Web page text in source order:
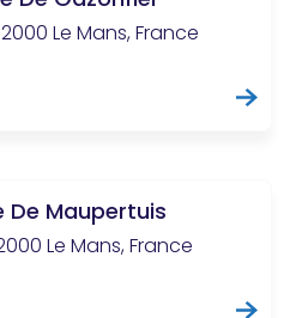
Le Mans, France
De Maupertuis
Le Mans, France